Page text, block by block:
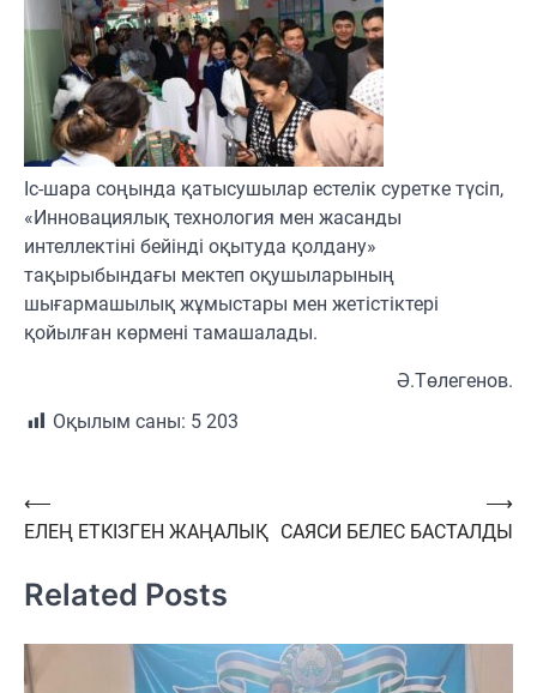
Іс-шара соңында қатысушылар естелік суретке түсіп,
«Инновациялық технология мен жасанды
интеллектіні бейінді оқытуда қолдану»
тақырыбындағы мектеп оқушыларының
шығармашылық жұмыстары мен жетістіктері
қойылған көрмені тамашалады.
Ә.Төлегенов.
Оқылым саны: 5 203
Навигация
по
записям
⟵
ЕЛЕҢ ЕТКІЗГЕН ЖАҢАЛЫҚ САЯСИ БЕЛЕС БАСТАЛДЫ
⟶
Related Posts